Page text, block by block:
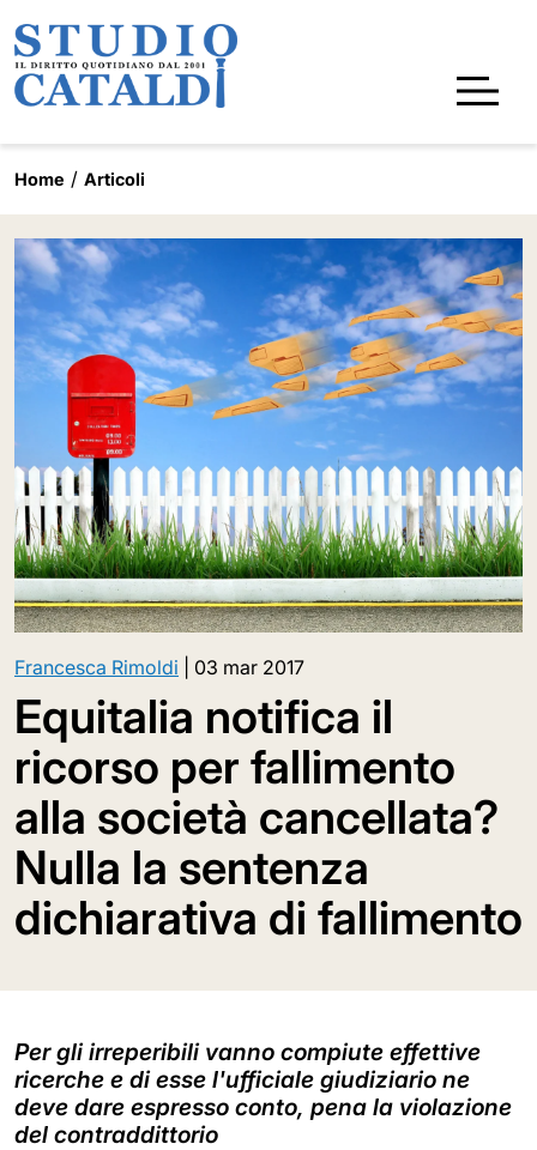
Home Articoli
Francesca Rimoldi 03 mar 2017
Equitalia notifica il
ricorso per fallimento
alla società cancellata?
Nulla la sentenza
dichiarativa di fallimento
Per gli irreperibili vanno compiute effettive
ricerche e di esse l'ufficiale giudiziario ne
deve dare espresso conto, pena la violazione
del contraddittorio